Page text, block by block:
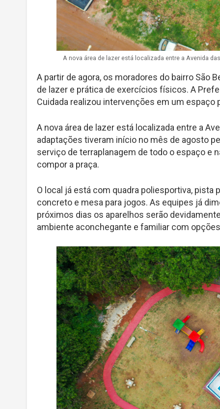
A nova área de lazer está localizada entre a Avenida
A partir de agora, os moradores do bairro São
de lazer e prática de exercícios físicos. A
Cuidada realizou intervenções em um espaço
A nova área de lazer está localizada entre a
adaptações tiveram início no mês de agosto
serviço de terraplanagem de todo o espaço e
compor a praça.
O local já está com quadra poliesportiva, pista
concreto e mesa para jogos. As equipes já
próximos dias os aparelhos serão
ambiente aconchegante e familiar com